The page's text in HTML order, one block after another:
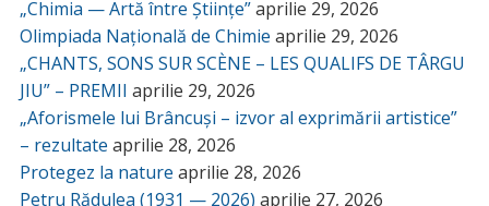
„Chimia — Artă între Științe”aprilie 29, 2026
Olimpiada Națională de Chimie aprilie 29, 2026
„CHANTS, SONS SUR SCÈNE – LES QUALIFS DE TÂRGU
JIU” – PREMII aprilie 29, 2026
„Aforismele lui Brâncuși – izvor al exprimării artistice”
– rezultate aprilie 28, 2026
Protegez la nature aprilie 28, 2026
Petru Rădulea (1931 — 2026) aprilie 27, 2026